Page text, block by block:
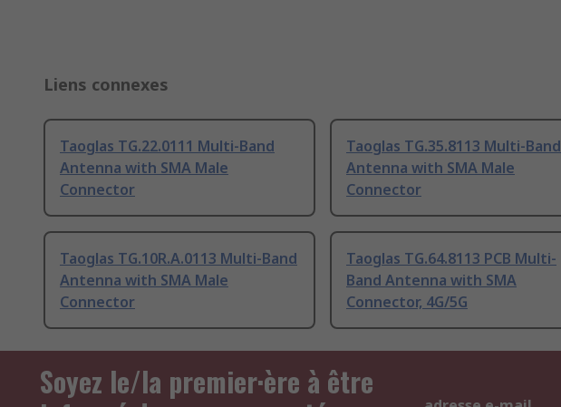
Liens connexes
Taoglas TG.22.0111 Multi-Band
Antenna with SMA Male
Connector
Taoglas TG.35.8113 Multi-Band
Antenna with SMA Male
Connector
Taoglas TG.10R.A.0113 Multi-Band
Antenna with SMA Male
Connector
Taoglas TG.64.8113 PCB Multi-
Band Antenna with SMA
Connector, 4G/5G
Soyez le/la premier·ère à être